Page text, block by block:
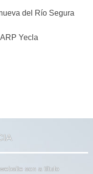
del Río Segura
Yecla
son a título